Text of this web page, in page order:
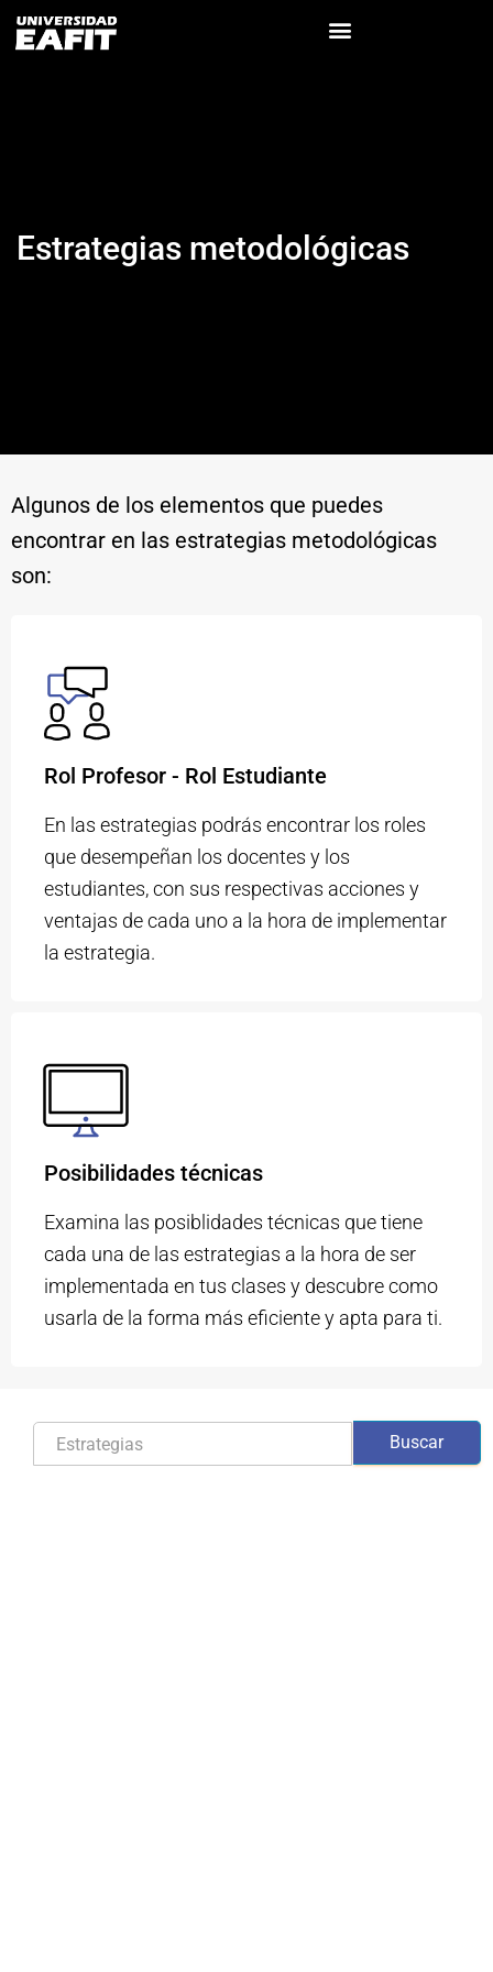
Estrategias metodológicas
Algunos de los elementos que puedes
encontrar en las estrategias metodológicas
son:
Rol Profesor - Rol Estudiante
En las estrategias podrás encontrar los roles
que desempeñan los docentes y los
estudiantes, con sus respectivas acciones y
ventajas de cada uno a la hora de implementar
la estrategia.
Posibilidades técnicas
Examina las posiblidades técnicas que tiene
cada una de las estrategias a la hora de ser
implementada en tus clases y descubre como
usarla de la forma más eficiente y apta para ti.
Buscar